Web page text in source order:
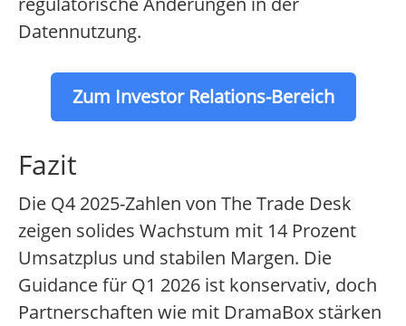
Datennutzung.
Zum Investor Relations-Bereich
Fazit
Die Q4 2025-Zahlen von The Trade Desk
zeigen solides Wachstum mit 14 Prozent
Umsatzplus und stabilen Margen. Die
Guidance für Q1 2026 ist konservativ, doch
Partnerschaften wie mit DramaBox stärken